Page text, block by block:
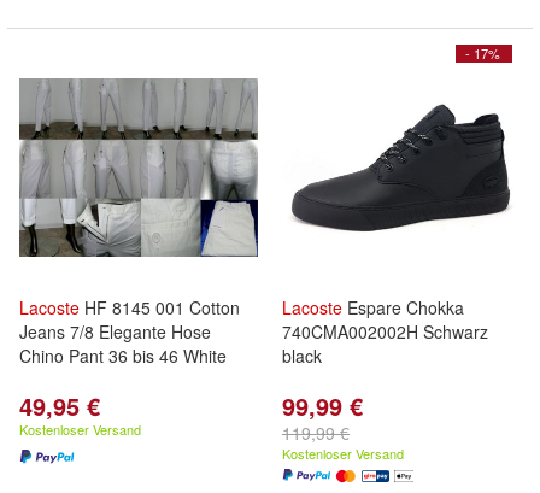
Lacoste HF 8145 001 Cotton
Jeans 7/8 Elegante Hose
Chino Pant 36 bis 46 White
49,95 €
Kostenloser Versand
- 17%
Lacoste Espare Chokka
740CMA002002H Schwarz
black
99,99 €
119,99 €
Kostenloser Versand